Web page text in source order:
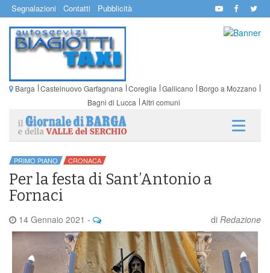
Segnalazioni Contatti Pubblicità
Barga Castelnuovo Garfagnana Coreglia Gallicano
Borgo a Mozzano
Bagni di Lucca Altri comuni
PRIMO PIANO CRONACA
Per la festa di Sant’Antonio a
Fornaci
14 Gennaio 2021 - di Redazione